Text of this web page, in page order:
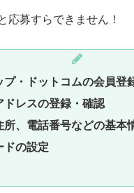
応募すらできません！
プ・ドットコムの会員登
ドレスの登録・確認
所、電話番号などの基本
ドの設定